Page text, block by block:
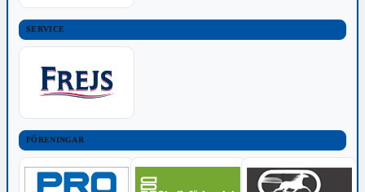
SERVICE
FÖRENINGAR